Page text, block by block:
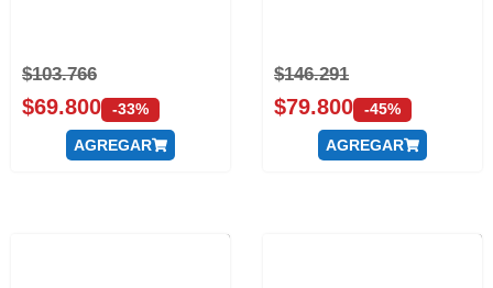
$103.766
$69.800 -33%
AGREGAR
$146.291
$79.800 -45%
AGREGAR